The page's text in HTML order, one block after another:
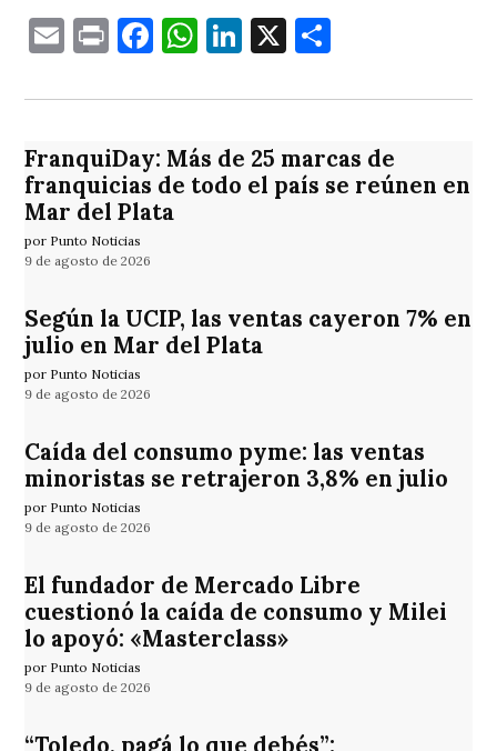
EmailPrintFacebook
WhatsApp
LinkedIn
X
FranquiDay: Más de 25 marcas de
franquicias de todo el país se reúnen en
Mar del Plata
por Punto Noticias
9 de agosto de 2026
Según la UCIP, las ventas cayeron 7% en
julio en Mar del Plata
por Punto Noticias
9 de agosto de 2026
Caída del consumo pyme: las ventas
minoristas se retrajeron 3,8% en julio
por Punto Noticias
9 de agosto de 2026
El fundador de Mercado Libre
cuestionó la caída de consumo y Milei
lo apoyó: «Masterclass»
por Punto Noticias
9 de agosto de 2026